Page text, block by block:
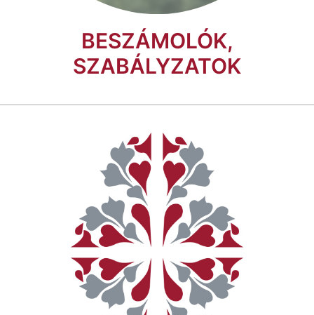
BESZÁMOLÓK,
SZABÁLYZATOK